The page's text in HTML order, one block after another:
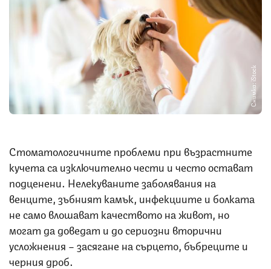
Снимка: iStock
Стоматологичните проблеми при възрастните
кучета са изключително чести и често остават
подценени. Нелекуваните заболявания на
венците, зъбният камък, инфекциите и болката
не само влошават качеството на живот, но
могат да доведат и до сериозни вторични
усложнения – засягане на сърцето, бъбреците и
черния дроб.